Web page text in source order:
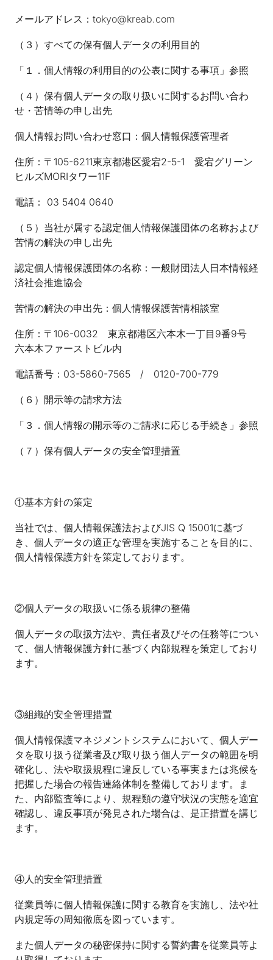
メールアドレス： tokyo@kreab.com
（３）すべての保有個人データの利用目的
「１．個人情報の利用目的の公表に関する事項」参照
（４）保有個人データの取り扱いに関するお問い合わ
せ・苦情等の申し出先
個人情報お問い合わせ窓口：個人情報保護管理者
住所：〒105-6211東京都港区愛宕2-5-1 愛宕グリーン
ヒルズMORIタワー11F
電話： 03 5404 0640
（５）当社が属する認定個人情報保護団体の名称および
苦情の解決の申し出先
認定個人情報保護団体の名称：一般財団法人日本情報経
済社会推進協会
苦情の解決の申出先：個人情報保護苦情相談室
住所：〒106-0032 東京都港区六本木一丁目9番9号
六本木ファーストビル内
電話番号：03-5860-7565 / 0120-700-779
（６）開示等の請求方法
「３．個人情報の開示等のご請求に応じる手続き」参照
（７）保有個人データの安全管理措置
①基本方針の策定
当社では、個人情報保護法およびJIS Q 15001に基づ
き、個人データの適正な管理を実施することを目的に、
個人情報保護方針を策定しております。
②個人データの取扱いに係る規律の整備
個人データの取扱方法や、責任者及びその任務等につい
て、個人情報保護方針に基づく内部規程を策定しており
ます。
③組織的安全管理措置
個人情報保護マネジメントシステムにおいて、個人デー
タを取り扱う従業者及び取り扱う個人データの範囲を明
確化し、法や取扱規程に違反している事実または兆候を
把握した場合の報告連絡体制を整備しております。ま
た、内部監査等により、規程類の遵守状況の実態を適宜
確認し、違反事項が発見された場合は、是正措置を講じ
ます。
④人的安全管理措置
従業員等に個人情報保護に関する教育を実施し、法や社
内規定等の周知徹底を図っています。
また個人データの秘密保持に関する誓約書を従業員等よ